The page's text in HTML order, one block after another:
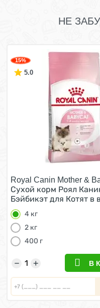
НЕ
15%
5.0
Royal Canin Mother &
Сухой корм Роял
Бэйбикэт для Котят в
от 1 до 4 месяцев 4 кг
4 кг
2 кг
400 г
+
− В